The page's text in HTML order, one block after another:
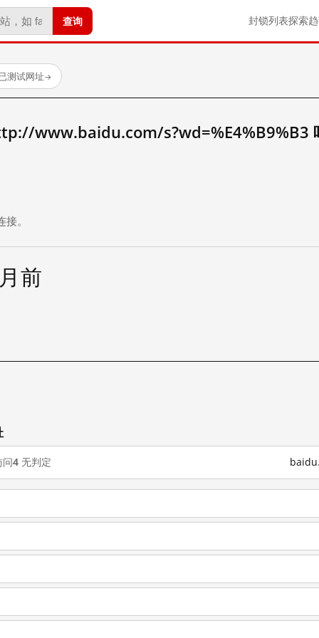
查询 封锁列表探索
测试网址→
www.baidu.com/s?wd=%E4%B9%B3
。
前
问4 无判定